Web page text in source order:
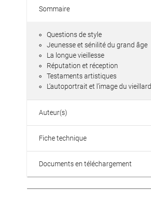
Sommaire
Questions de style
Jeunesse et sénilité du grand âge
La longue vieillesse
Réputation et réception
Testaments artistiques
L’autoportrait et l’image du vieillard
Auteur(s)
Fiche technique
Documents en téléchargement